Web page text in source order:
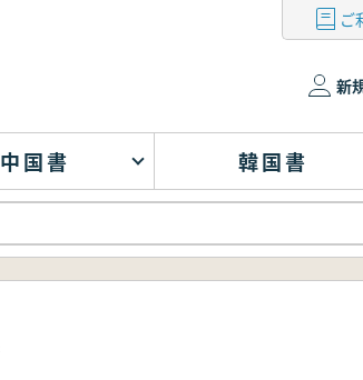
ご
新
中国書 韓国書